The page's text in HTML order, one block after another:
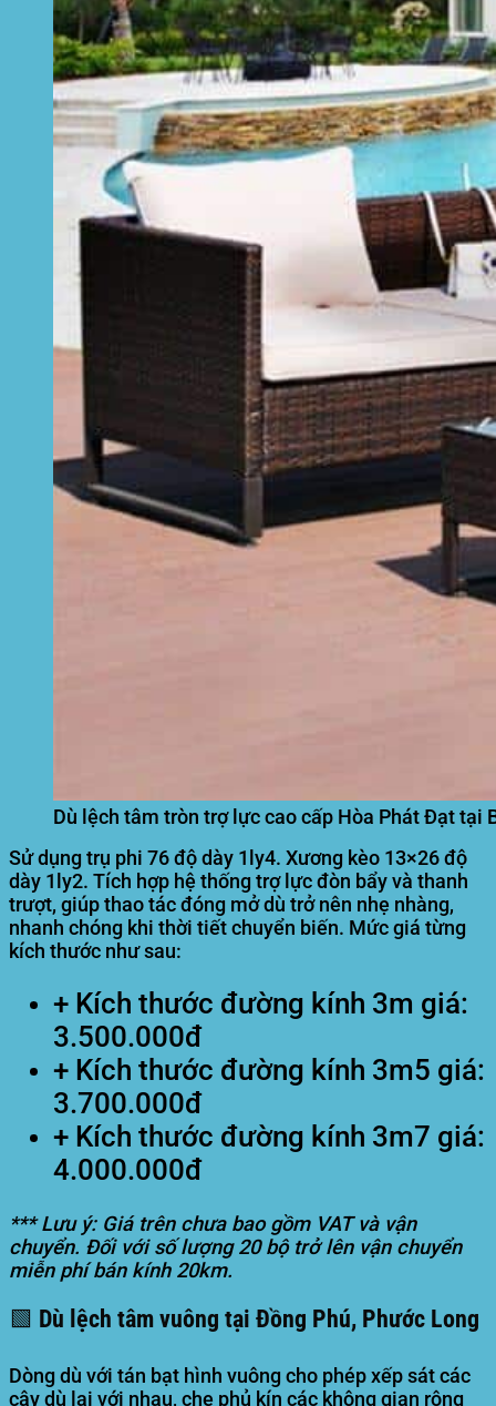
Dù lệch tâm tròn trợ lực cao cấp Hòa Phát Đạt tại
Sử dụng trụ phi 76 độ dày 1ly4. Xương kèo 13×26 độ
dày 1ly2. Tích hợp hệ thống trợ lực đòn bẩy và thanh
trượt, giúp thao tác đóng mở dù trở nên nhẹ nhàng,
nhanh chóng khi thời tiết chuyển biến. Mức giá từng
kích thước như sau:
+ Kích thước đường kính 3m giá:
3.500.000đ
+ Kích thước đường kính 3m5 giá:
3.700.000đ
+ Kích thước đường kính 3m7 giá:
4.000.000đ
*** Lưu ý: Giá trên chưa bao gồm VAT và vận
chuyển. Đối với số lượng 20 bộ trở lên vận chuyển
miễn phí bán kính 20km.
🟩 Dù lệch tâm vuông tại Đồng Phú, Phước Long
Dòng dù với tán bạt hình vuông cho phép xếp sát các
cây dù lại với nhau, che phủ kín các không gian rộng